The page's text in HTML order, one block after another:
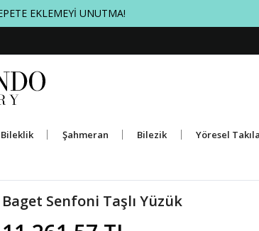
EKLEMEYİ UNUTMA!
Bileklik Şahmeran Bilezik Yöresel
Baget Senfoni Taşlı Yüzük